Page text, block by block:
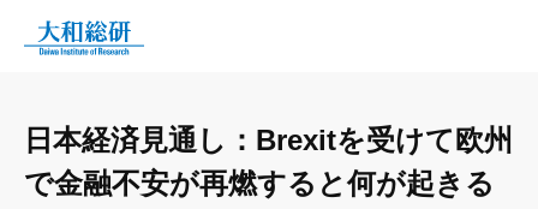
日本経済見通し：Brexitを受けて欧州
で金融不安が再燃すると何が起きる